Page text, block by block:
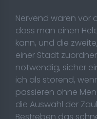
Nervend waren vor
dass man einen
kann, und die
einer Stadt
notwendig, sicher
ich als störend,
passieren ohne
die Auswahl der